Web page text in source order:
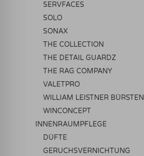
SERVFACES
SOLO
SONAX
THE COLLECTION
THE DETAIL GUARDZ
THE RAG COMPANY
VALETPRO
WILLIAM LEISTNER BÜRSTEN
WINCONCEPT
INNENRAUMPFLEGE
DÜFTE
GERUCHSVERNICHTUNG